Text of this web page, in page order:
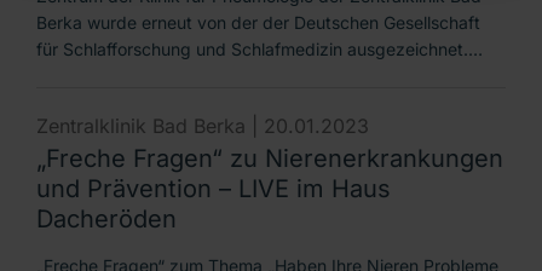
Berka wurde erneut von der der Deutschen Gesellschaft
für Schlafforschung und Schlafmedizin ausgezeichnet.…
Zentralklinik Bad Berka | 20.01.2023
„Freche Fragen“ zu Nierenerkrankungen
und Prävention – LIVE im Haus
Dacheröden
„Freche Fragen“ zum Thema „Haben Ihre Nieren Probleme